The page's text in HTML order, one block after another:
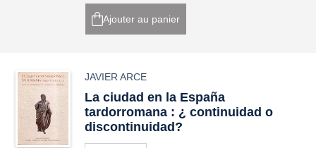
Ajouter au panier
JAVIER ARCE
La ciudad en la España
tardorromana : ¿ continuidad o
discontinuidad?